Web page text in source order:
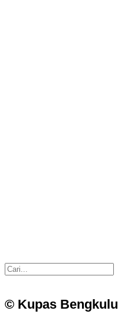
© Kupas Bengkulu